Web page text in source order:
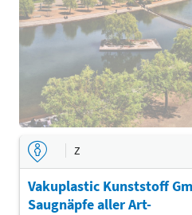
Z
Vakuplastic Kunststoff
Saugnäpfe aller Art-